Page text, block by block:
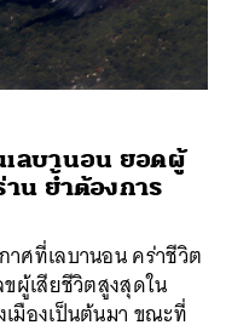
เลบานอน ยอดผู้
น ย้ำต้องการ
าศที่เลบานอน คร่าชีวิต
ผู้เสียชีวิตสูงสุดใน
มืองเป็นต้นมา ขณะที่